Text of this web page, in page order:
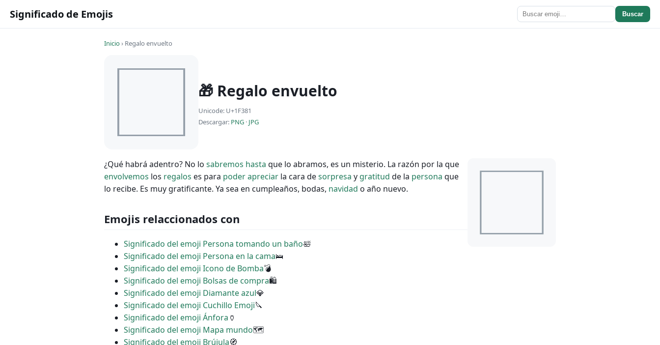
Significado de Emojis Buscar
Inicio› Regalo envuelto
🎁 Regalo envuelto
Unicode: U+1F381
Descargar: PNG · JPG
¿Qué habrá adentro? No lo sabremos hasta que lo abramos, es un misterio. La razón por la que
envolvemos los regalos es para poderapreciar la cara desorpresa y gratitud de la persona que
lo recibe. Es muy gratificante. Ya sea en cumpleaños, bodas, navidad o año nuevo.
Emojis relaccionados con
Significado del emoji Persona tomando un baño🛀
Significado del emoji Persona en la cama🛌
Significado del emoji Icono de Bomba💣
Significado del emoji Bolsas de compra🛍
Significado del emoji Diamante azul💎
Significado del emoji Cuchillo Emoji🔪
Significado del emoji Ánfora 🏺
Significado del emoji Mapa mundo🗺
Significado del emoji Brújula🧭